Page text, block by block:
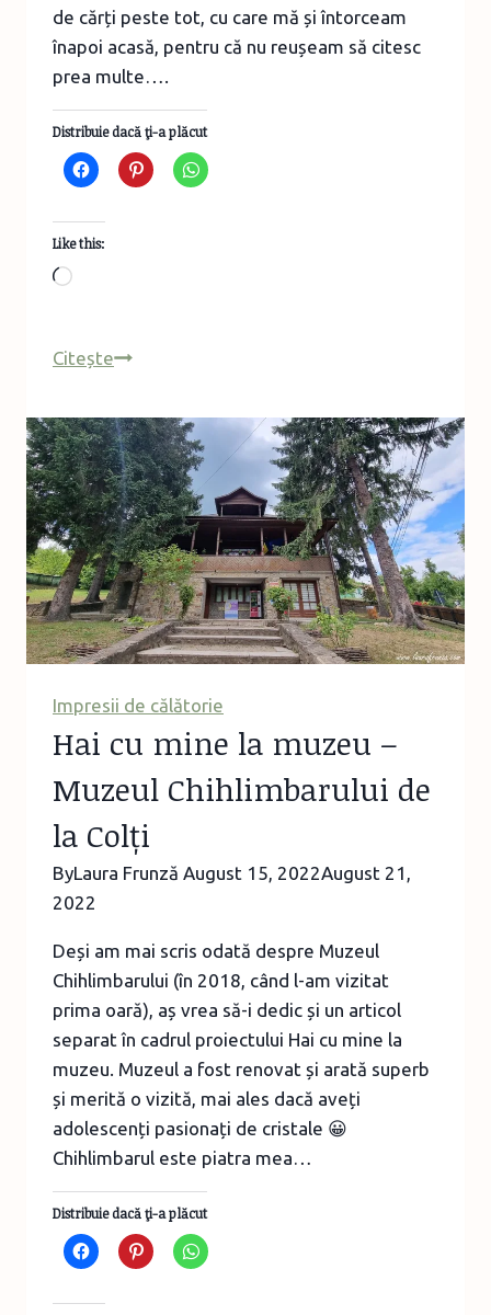
de cărți peste tot, cu care mă și întorceam
înapoi acasă, pentru că nu reușeam să citesc
prea multe….
Distribuie dacă ţi-a plăcut
Like this:
Loading…
CiteșteLecturi
vacanță:
cărțile
lunilor
iunie-
iulie
2022
Impresii de călătorie
Hai cu mine la muzeu –
Muzeul Chihlimbarului de
la Colți
ByLaura Frunză August 15, 2022August 21,
2022
Deși am mai scris odată despre Muzeul
Chihlimbarului (în 2018, când l-am vizitat
prima oară), aș vrea să-i dedic și un articol
separat în cadrul proiectului Hai cu mine la
muzeu. Muzeul a fost renovat și arată superb
și merită o vizită, mai ales dacă aveți
adolescenți pasionați de cristale 😀
Chihlimbarul este piatra mea…
Distribuie dacă ţi-a plăcut